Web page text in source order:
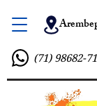
(71) 98682-